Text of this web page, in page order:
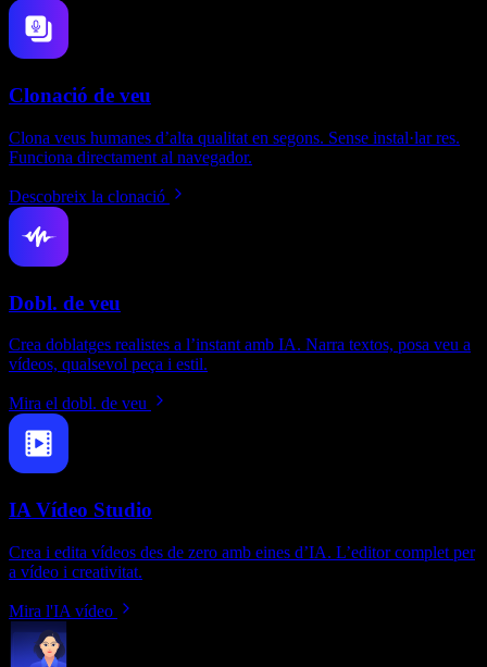
Clonació de veu
Clona veus humanes d’alta qualitat en segons. Sense instal·lar res.
Funciona directament al navegador.
Descobreix la clonació
Dobl. de veu
Crea doblatges realistes a l’instant amb IA. Narra textos, posa veu a
vídeos, qualsevol peça i estil.
Mira el dobl. de veu
IA Vídeo Studio
Crea i edita vídeos des de zero amb eines d’IA. L’editor complet per
a vídeo i creativitat.
Mira l'IA vídeo